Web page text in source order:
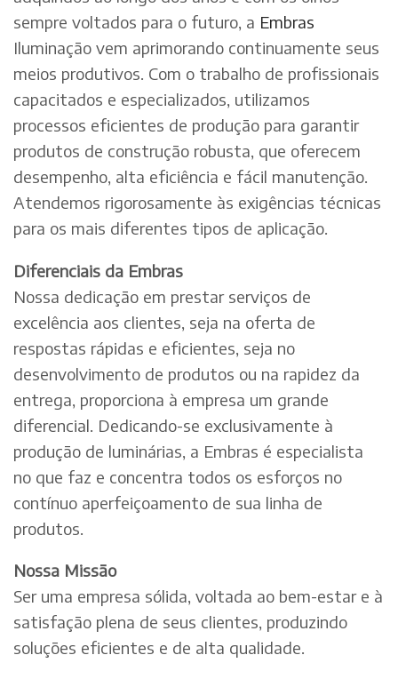
sempre voltados para o futuro, a Embras
Iluminação vem aprimorando continuamente seus
meios produtivos. Com o trabalho de profissionais
capacitados e especializados, utilizamos
processos eficientes de produção para garantir
produtos de construção robusta, que oferecem
desempenho, alta eficiência e fácil manutenção.
Atendemos rigorosamente às exigências técnicas
para os mais diferentes tipos de aplicação.
Diferenciais da Embras
Nossa dedicação em prestar serviços de
excelência aos clientes, seja na oferta de
respostas rápidas e eficientes, seja no
desenvolvimento de produtos ou na rapidez da
entrega, proporciona à empresa um grande
diferencial. Dedicando-se exclusivamente à
produção de luminárias, a Embras é especialista
no que faz e concentra todos os esforços no
contínuo aperfeiçoamento de sua linha de
produtos.
Nossa Missão
Ser uma empresa sólida, voltada ao bem-estar e à
satisfação plena de seus clientes, produzindo
soluções eficientes e de alta qualidade.